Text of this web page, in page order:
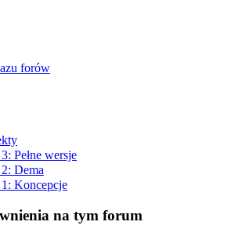
forów
Pełne wersje
Dema
Koncepcje
na tym forum